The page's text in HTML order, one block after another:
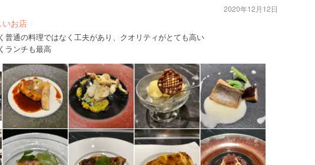
お店
普通の料理ではなく工夫があり、クオリティがとても高い
ランチも最高
2020年12月12日